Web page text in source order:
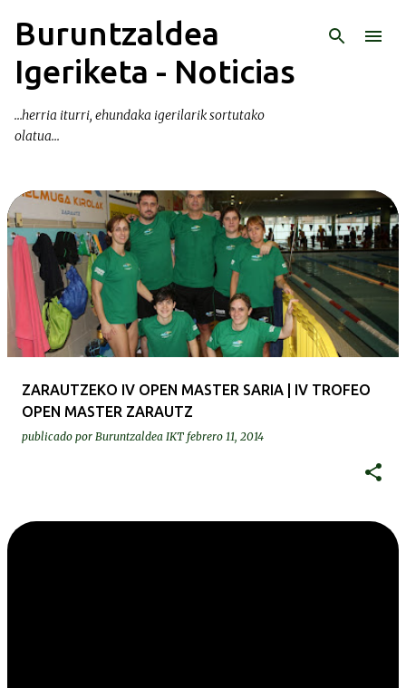
Ir al contenido principal
Buruntzaldea
Igeriketa - Noticias
...herria iturri, ehundaka igerilarik sortutako
olatua...
E
n
r
ZARAUTZEKO IV OPEN MASTER SARIA | IV TROFEO
OPEN MASTER ZARAUTZ
publicado por Buruntzaldea IKT febrero 11, 2014